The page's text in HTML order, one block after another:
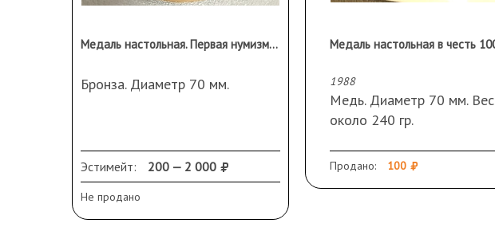
Медаль настольная. Первая нумизматическая коллекция России
Бронза. Диаметр 70 мм.
Эстимейт: 200 — 2 000
Не продано
1988
Медь. Диаметр 70 мм. Вес
около 240 гр.
Продано: 100